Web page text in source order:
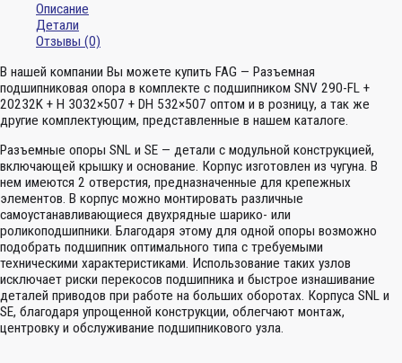
Описание
Детали
Отзывы (0)
В нашей компании Вы можете купить FAG — Разъемная
подшипниковая опора в комплекте с подшипником SNV 290-FL +
20232K + H 3032×507 + DH 532×507 оптом и в розницу, а так же
другие комплектующим, представленные в нашем каталоге.
Разъемные опоры SNL и SE — детали с модульной конструкцией,
включающей крышку и основание. Корпус изготовлен из чугуна. В
нем имеются 2 отверстия, предназначенные для крепежных
элементов. В корпус можно монтировать различные
самоустанавливающиеся двухрядные шарико- или
роликоподшипники. Благодаря этому для одной опоры возможно
подобрать подшипник оптимального типа с требуемыми
техническими характеристиками. Использование таких узлов
исключает риски перекосов подшипника и быстрое изнашивание
деталей приводов при работе на больших оборотах. Корпуса SNL и
SE, благодаря упрощенной конструкции, облегчают монтаж,
центровку и обслуживание подшипникового узла.